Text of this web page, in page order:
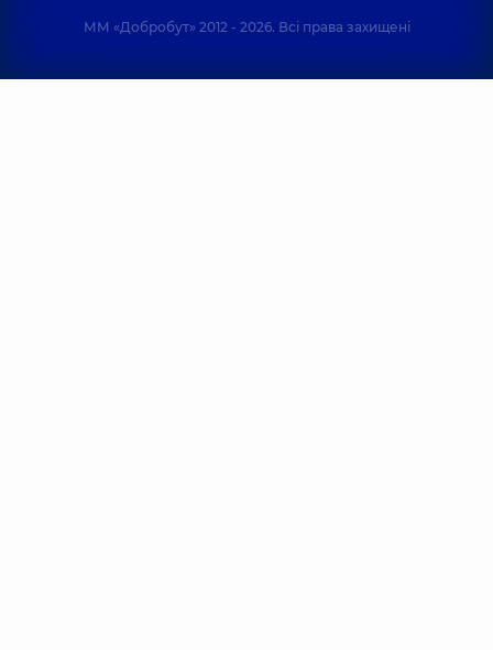
ММ «Добробут» 2012 - 2026. Всі права захищені